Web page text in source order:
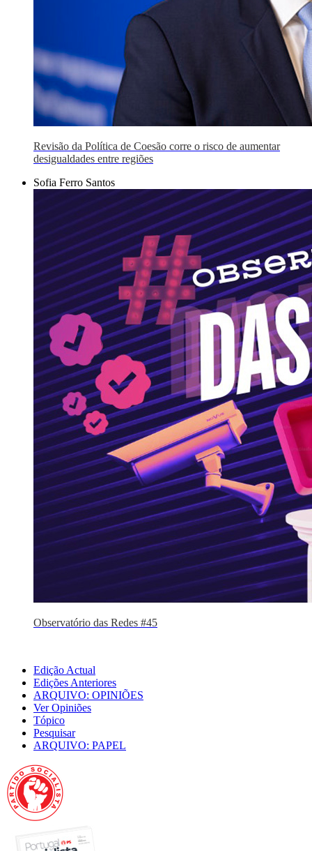
Revisão da Política de Coesão corre o risco de aumentar
desigualdades entre regiões
Sofia Ferro Santos
Observatório das Redes #45
Edição Actual
Edições Anteriores
ARQUIVO: OPINIÕES
Ver Opiniões
Tópico
Pesquisar
ARQUIVO: PAPEL